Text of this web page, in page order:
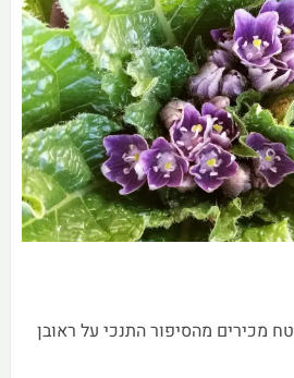
מכירים מהסיפור התנכי על ראובן